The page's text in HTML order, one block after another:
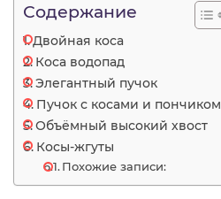
Содержание
Двойная коса
Коса водопад
Элегантный пучок
Пучок с косами и пончиком
Объёмный высокий хвост
Косы-жгуты
Похожие записи: